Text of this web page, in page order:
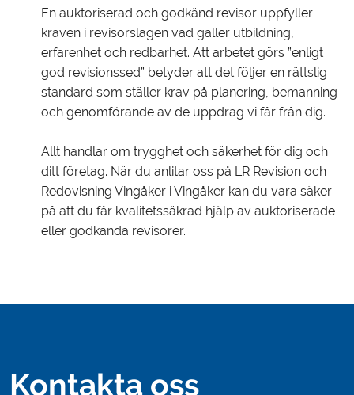
En auktoriserad och godkänd revisor uppfyller
kraven i revisorslagen vad gäller utbildning,
erfarenhet och redbarhet. Att arbetet görs ”enligt
god revisionssed” betyder att det följer en rättslig
standard som ställer krav på planering, bemanning
och genomförande av de uppdrag vi får från dig.
Allt handlar om trygghet och säkerhet för dig och
ditt företag. När du anlitar oss på LR Revision och
Redovisning Vingåker i Vingåker kan du vara säker
på att du får kvalitetssäkrad hjälp av auktoriserade
eller godkända revisorer.
Kontakta oss